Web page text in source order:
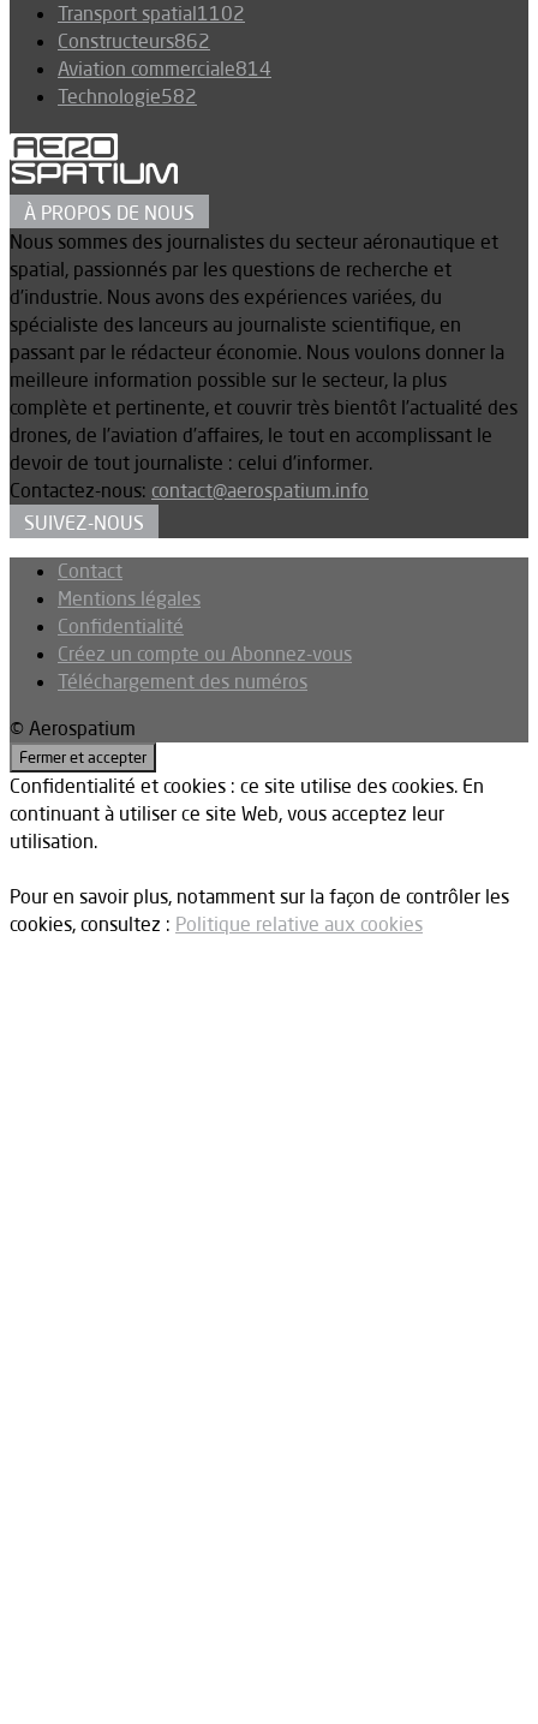
Transport spatial1102
Constructeurs862
Aviation commerciale814
Technologie582
À PROPOS DE NOUS
Nous sommes des journalistes du secteur aéronautique et
spatial, passionnés par les questions de recherche et
d’industrie. Nous avons des expériences variées, du
spécialiste des lanceurs au journaliste scientifique, en
passant par le rédacteur économie. Nous voulons donner la
meilleure information possible sur le secteur, la plus
complète et pertinente, et couvrir très bientôt l’actualité des
drones, de l’aviation d’affaires, le tout en accomplissant le
devoir de tout journaliste : celui d’informer.
Contactez-nous: contact@aerospatium.info
SUIVEZ-NOUS
Contact
Mentions légales
Confidentialité
Créez un compte ou Abonnez-vous
Téléchargement des numéros
© Aerospatium
Confidentialité et cookies : ce site utilise des cookies. En
continuant à utiliser ce site Web, vous acceptez leur
utilisation.
Pour en savoir plus, notamment sur la façon de contrôler les
cookies, consultez : Politique relative aux cookies